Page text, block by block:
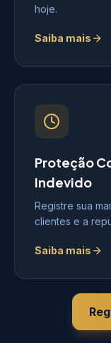
hoje.
Saiba mais
Proteção
Indevido
Registre sua
clientes e a
Saiba mais